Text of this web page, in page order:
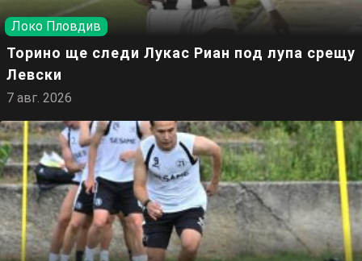
Локо Пловдив
Торино ще следи Лукас Риан под лупа срещу
Левски
7 авг. 2026